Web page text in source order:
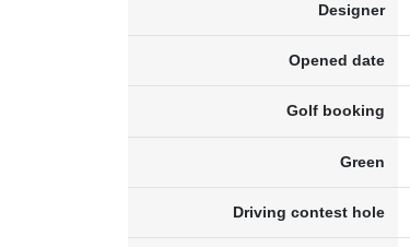
Designer
Opened date
Golf booking
Green
Driving contest hole